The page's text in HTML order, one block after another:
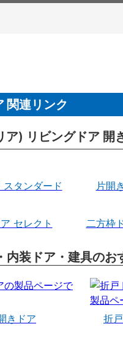
関連リンク
ア) リビングドア 開
スタンダード 片開
セレクト 二方枠
内装ドア・建具のお
きドア 折